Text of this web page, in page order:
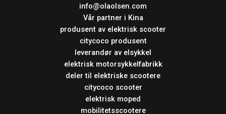
info@olaolsen.com
Vår partner i Kina
produsent av elektrisk scooter
citycoco produsent
leverandør av elsykkel
elektrisk motorsykkelfabrikk
deler til elektriske scootere
citycoco scooter
elektrisk moped
mobilitetsscootere